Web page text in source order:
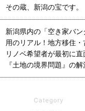
その蔵、新潟の宝です。
新潟県内の「空き家バン
用のリアル！地方移住・
リノベ希望者が最初に直
『土地の境界問題』の
Category